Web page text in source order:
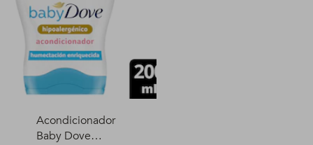
Acondicionador
Baby Dove